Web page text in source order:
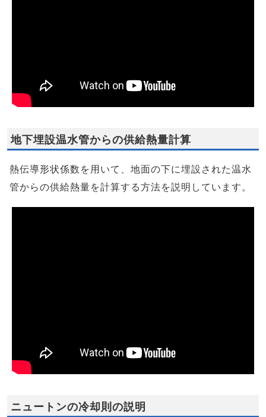
地下埋設温水管からの供給熱量計算
熱伝導形状係数を用いて、地面の下に埋設された温水
管からの供給熱量を計算する方法を説明しています。
ニュートンの冷却則の説明